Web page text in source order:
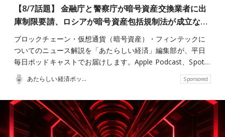
【8/7話題】 金融庁と警察庁が暗号資産交換業者に出
庫制限要請、ロシアが暗号資産包括規制法が成立な…
ブロックチェーン・仮想通貨（暗号資産）・フィンテックに
ついてのニュース解説を「あたらしい経済」編集部が、平日
毎日ポッドキャストでお届けします。Apple Podcast、Spot…
あたらしい経済ポッドキャスト Sponsored